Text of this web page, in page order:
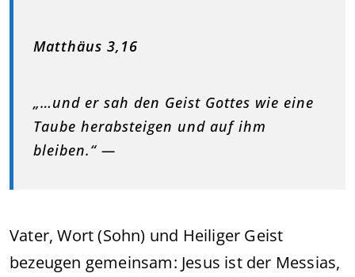
Matthäus 3,16
„…und er sah den Geist Gottes wie eine
Taube herabsteigen und auf ihm
bleiben.“ —
Vater, Wort (Sohn) und Heiliger Geist
bezeugen gemeinsam: Jesus ist der Messias,